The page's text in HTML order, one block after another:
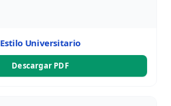
Estilo Universitario
Descargar PDF